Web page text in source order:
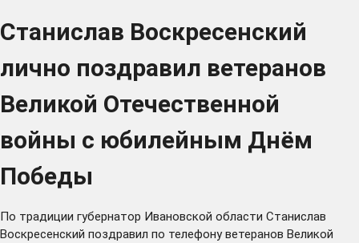
Станислав Воскресенский
лично поздравил ветеранов
Великой Отечественной
войны с юбилейным Днём
Победы
По традиции губернатор Ивановской области Станислав
Воскресенский поздравил по телефону ветеранов Великой